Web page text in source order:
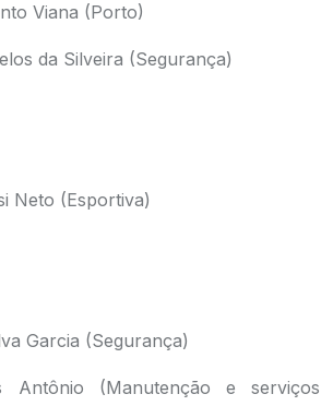
Viana (Porto)
da Silveira (Segurança)
Neto (Esportiva)
Garcia (Segurança)
Antônio (Manutenção e serviços